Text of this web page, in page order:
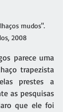
mudos".
2008
parece uma
trapezista
prestes a
as pesquisas
que ele foi